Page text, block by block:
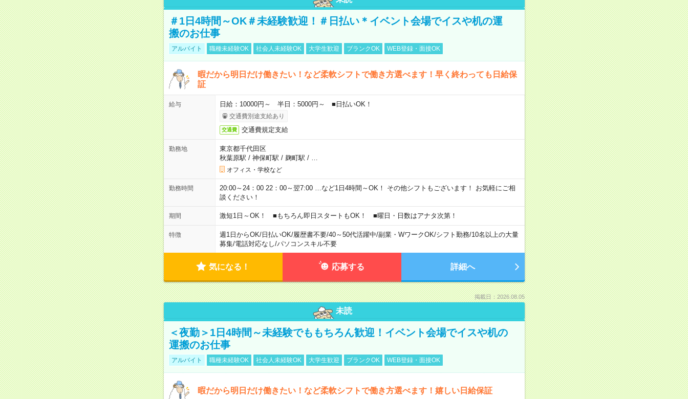
＃1日4時間～OK＃未経験歓迎！＃日払い＊イベント会場でイスや机の運
搬のお仕事
アルバイト 職種未経験OK 社会人未経験OK 大学生歓迎 ブランクOK WEB登録・面接OK
暇だから明日だけ働きたい！など柔軟シフトで働き方選べます！早く終わっても日給保
証
給与 日給：10000円～ 半日：5000円～ ■日払いOK！
交通費別途支給あり
交通費 交通費規定支給
勤務地
東京都千代田区
秋葉原駅 / 神保町駅 / 麹町駅 /
オフィス・学校など
勤務時間
20:00～24：00 22：00～翌7:00 …など1日4時間～OK！ その他シフトもございます！ お気軽にご相
談ください！
期間 激短1日～OK！ ■もちろん即日スタートもOK！ ■曜日・日数はアナタ次第！
特徴 週1日からOK/日払いOK/履歴書不要/40～50代活躍中/副業・WワークOK/シフト勤務/10名以上の大量
募集/電話対応なし/パソコンスキル不要
気になる！ 応募する 詳細へ
掲載日：2026.08.05
未読
＜夜勤＞1日4時間～未経験でももちろん歓迎！イベント会場でイスや机の
運搬のお仕事
アルバイト 職種未経験OK 社会人未経験OK 大学生歓迎 ブランクOK WEB登録・面接OK
暇だから明日だけ働きたい！など柔軟シフトで働き方選べます！嬉しい日給保証